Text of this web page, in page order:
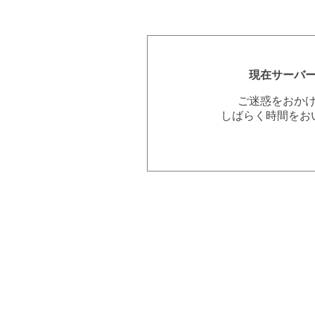
現在サーバ
ご迷惑をおか
しばらく時間を